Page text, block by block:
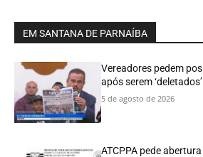
EM SANTANA DE PARNAÍBA
Vereadores pedem
após serem
5 de agosto de 2026
ATCPPA pede